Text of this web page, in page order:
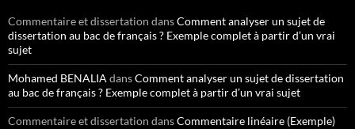
Commentaire et dissertation dansComment analyser un sujet de
dissertation au bac de français ? Exemple complet à partir d’un vrai
sujet
Mohamed BENALIA dansComment analyser un sujet de dissertation
au bac de français ? Exemple complet à partir d’un vrai sujet
Commentaire et dissertation dansCommentaire linéaire (Exemple)